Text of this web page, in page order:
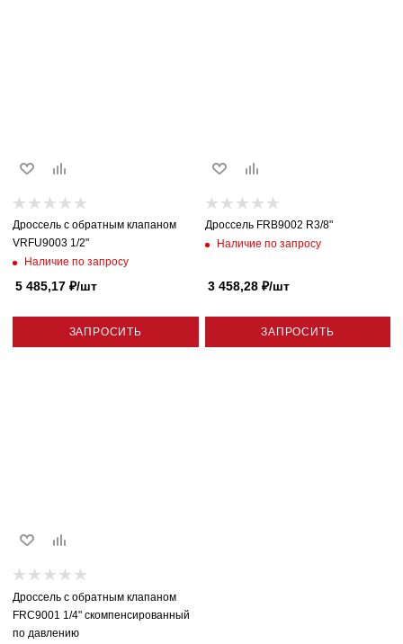
Дроссель с обратным клапаном
VRFU9003 1/2"
Наличие по запросу
5 485,17 ₽/шт
ЗАПРОСИТЬ
Дроссель FRB9002 R3/8"
Наличие по запросу
3 458,28₽/шт
ЗАПРОСИТЬ
Дроссель с обратным клапаном
FRC9001 1/4" скомпенсированный
по давлению